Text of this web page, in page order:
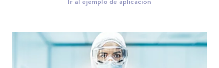
Ir al ejemplo de aplicación